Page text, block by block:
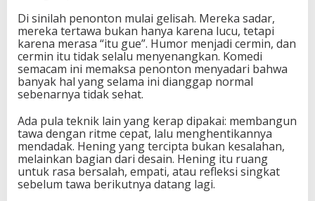
Di sinilah penonton mulai gelisah. Mereka sadar,
mereka tertawa bukan hanya karena lucu, tetapi
karena merasa “itu gue”. Humor menjadi cermin, dan
cermin itu tidak selalu menyenangkan. Komedi
semacam ini memaksa penonton menyadari bahwa
banyak hal yang selama ini dianggap normal
sebenarnya tidak sehat.
Ada pula teknik lain yang kerap dipakai: membangun
tawa dengan ritme cepat, lalu menghentikannya
mendadak. Hening yang tercipta bukan kesalahan,
melainkan bagian dari desain. Hening itu ruang
untuk rasa bersalah, empati, atau refleksi singkat
sebelum tawa berikutnya datang lagi.